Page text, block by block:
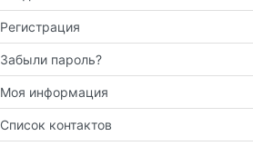
Регистрация
Забыли пароль?
Моя информация
Список контактов